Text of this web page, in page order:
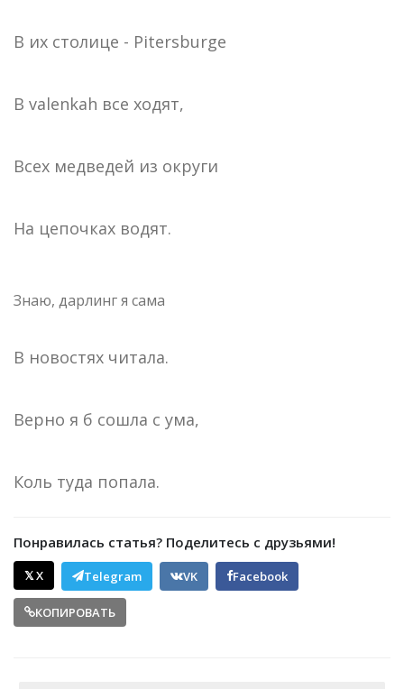
В их столице - Pitersburge
В valenkah все ходят,
Всех медведей из округи
На цепочках водят.
Знаю, дарлинг я сама
В новостях читала.
Верно я б сошла с ума,
Коль туда попала.
Понравилась статья? Поделитесь с друзьями!
𝕏 X Telegram VK Facebook
КОПИРОВАТЬ